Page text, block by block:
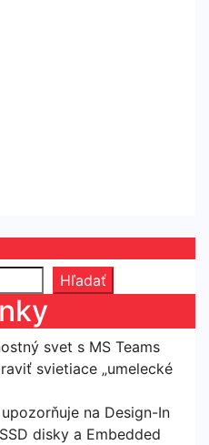
Hľadať
svet s MS Teams
svietiace „umelecké
na Design-In
disky a Embedded